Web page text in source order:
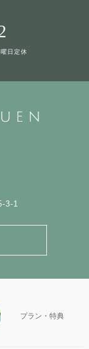
日定休
3-1
プラン・特典